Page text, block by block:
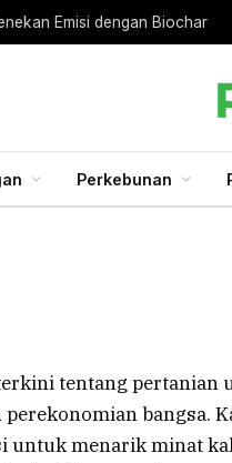
Emisi dengan Biochar
Perkebunan
tentang
bangsa.
untuk menarik minat